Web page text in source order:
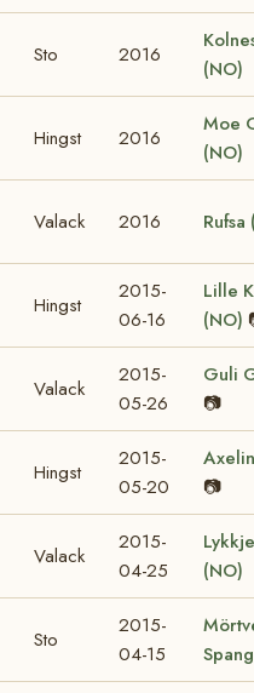
Sto 2016
(NO)
Hingst 2016
Moe
(NO)
Valack 2016 Rufsa
Hingst
2015-
06-16
Lille
(NO)
Valack
2015-
05-26
Guli
📷
Hingst
2015-
05-20
📷
Valack
2015-
04-25
(NO)
Sto
2015-
04-15